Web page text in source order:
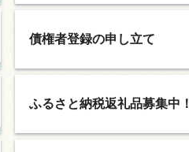
債権者登録の申し立て
ふるさと納税返礼品募集中！